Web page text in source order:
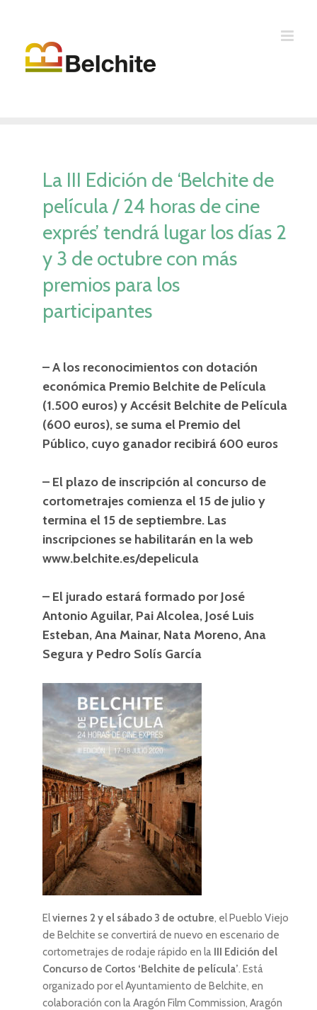
contenido
La III Edición de ‘Belchite de
película / 24 horas de cine
exprés’ tendrá lugar los días 2
y 3 de octubre con más
premios para los
participantes
– A los reconocimientos con dotación
económica Premio Belchite de Película
(1.500 euros) y Accésit Belchite de Película
(600 euros), se suma el Premio del
Público, cuyo ganador recibirá 600 euros
– El plazo de inscripción al concurso de
cortometrajes comienza el 15 de julio y
termina el 15 de septiembre. Las
inscripciones se habilitarán en la web
www.belchite.es/depelicula
– El jurado estará formado por José
Antonio Aguilar, Pai Alcolea, José Luis
Esteban, Ana Mainar, Nata Moreno, Ana
Segura y Pedro Solís García
Elviernes 2 y el sábado 3 de octubre, el Pueblo Viejo
de Belchite se convertirá de nuevo en escenario de
cortometrajes de rodaje rápido en la III Edición del
Concurso de Cortos ‘Belchite de película’. Está
organizado por el Ayuntamiento de Belchite, en
colaboración con la Aragón Film Commission, Aragón